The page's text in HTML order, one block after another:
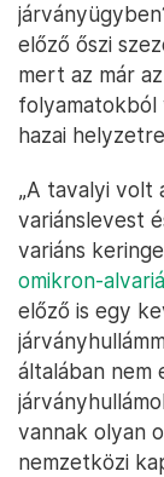
előző őszi
mert az már
hazai
„A tavalyi volt
variánslevest
variáns
omikron-
előző is egy
általában nem
vannak olyan
nemzetközi